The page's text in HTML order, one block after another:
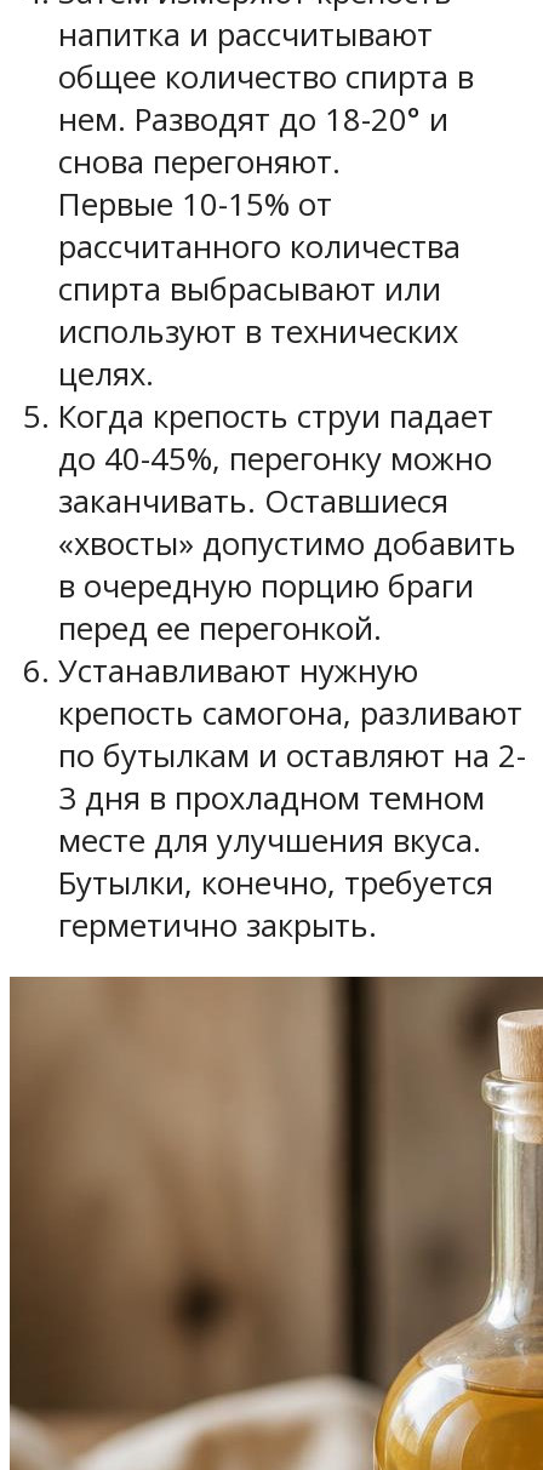
напитка и рассчитывают
общее количество спирта в
нем. Разводят до 18-20° и
снова перегоняют.
Первые 10-15% от
рассчитанного количества
спирта выбрасывают или
используют в технических
целях.
Когда крепость струи падает
до 40-45%, перегонку можно
заканчивать. Оставшиеся
«хвосты» допустимо добавить
в очередную порцию браги
перед ее перегонкой.
Устанавливают нужную
крепость самогона, разливают
по бутылкам и оставляют на 2-
3 дня в прохладном темном
месте для улучшения вкуса.
Бутылки, конечно, требуется
герметично закрыть.